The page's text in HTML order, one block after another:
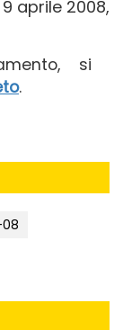
aprile 2008,
si
.
08